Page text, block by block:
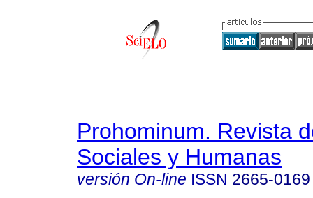
Prohominum. Revista
Sociales y Humanas
versión On-line ISSN 2665-0169